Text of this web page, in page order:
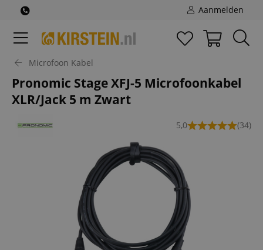
Aanmelden
Microfoon Kabel
Pronomic Stage XFJ-5 Microfoonkabel
XLR/Jack 5 m Zwart
5,0 (34)